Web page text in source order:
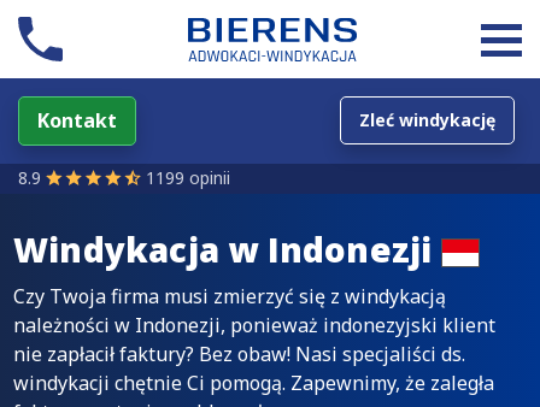
Kontakt Zleć windykację
8.9 1199 opinii
Windykacja w Indonezji
Czy Twoja firma musi zmierzyć się z windykacją
należności w Indonezji, ponieważ indonezyjski klient
nie zapłacił faktury? Bez obaw! Nasi specjaliści ds.
windykacji chętnie Ci pomogą. Zapewnimy, że zaległa